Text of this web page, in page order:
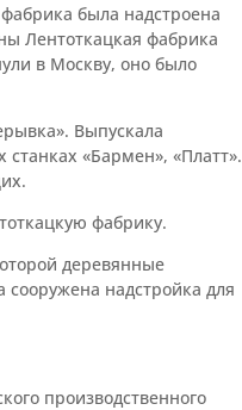
была надстроена
Лентоткацкая фабрика
в Москву, оно было
Выпускала
«Бармен», «Платт».
фабрику.
деревянные
надстройка для
производственного